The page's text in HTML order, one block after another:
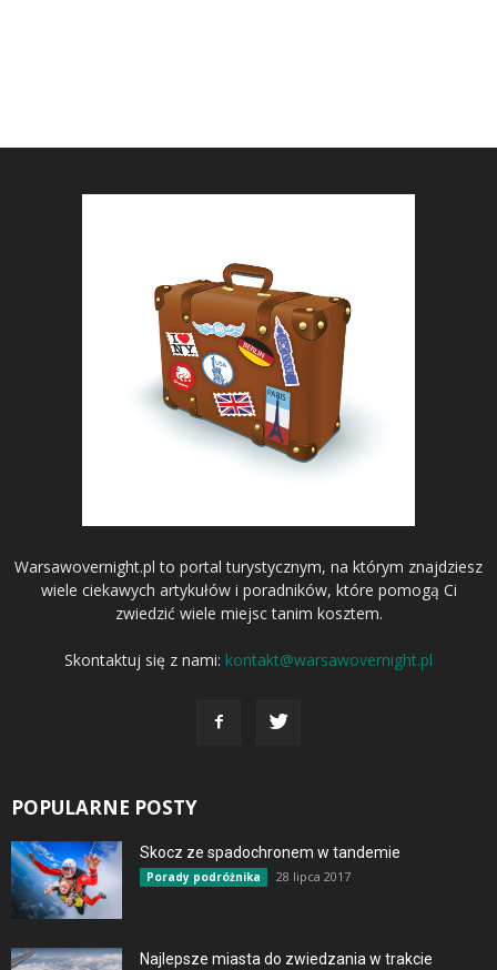
Warsawovernight.pl to portal turystycznym, na którym znajdziesz
wiele ciekawych artykułów i poradników, które pomogą Ci
zwiedzić wiele miejsc tanim kosztem.
Skontaktuj się z nami: kontakt@warsawovernight.pl
POPULARNE POSTY
Skocz ze spadochronem w tandemie
Porady podróżnika 28 lipca 2017
Najlepsze miasta do zwiedzania w trakcie